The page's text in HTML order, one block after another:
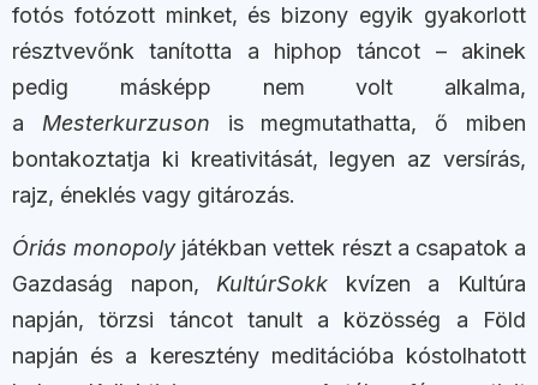
fotós fotózott minket, és bizony egyik gyakorlott
résztvevőnk tanította a hiphop táncot – akinek
pedig másképp nem volt alkalma,
a Mesterkurzuson is megmutathatta, ő miben
bontakoztatja ki kreativitását, legyen az versírás,
rajz, éneklés vagy gitározás.
Óriás monopolyjátékban vettek részt a csapatok a
Gazdaság napon, KultúrSokk kvízen a Kultúra
napján, törzsi táncot tanult a közösség a Föld
napján és a keresztény meditációba kóstolhatott